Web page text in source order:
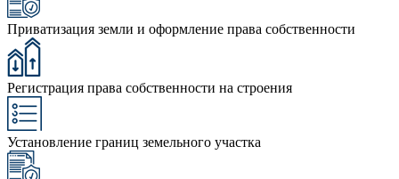
Приватизация земли и оформление права собственности
Регистрация права собственности на строения
Установление границ земельного участка